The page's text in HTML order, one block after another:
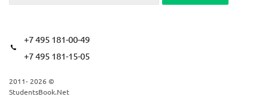
+7 495 181-00-49
+7 495 181-15-05
2011- 2026 ©
StudentsBook.Net